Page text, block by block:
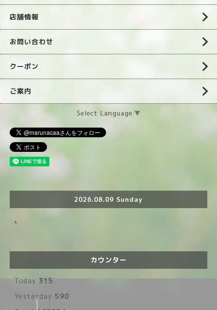
店舗情報
お問い合わせ
クーポン
ご案内
Select Language ▼
2026.08.09 Sunday
.
カウンター
Today 315
Yesterday 590